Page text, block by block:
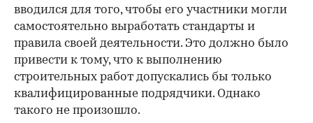
вводился для того, чтобы его участники могли
самостоятельно выработать стандарты и
правила своей деятельности. Это должно было
привести к тому, что к выполнению
строительных работ допускались бы только
квалифицированные подрядчики. Однако
такого не произошло.